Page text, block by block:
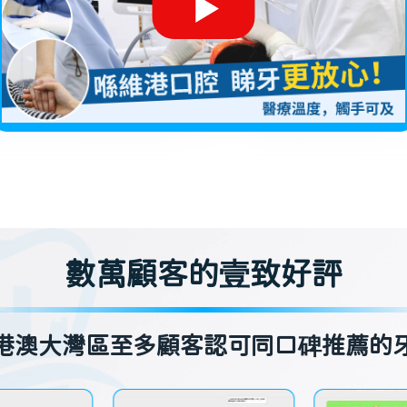
數萬顧客的壹致好評
澳大灣區至多顧客認可同口碑推薦的